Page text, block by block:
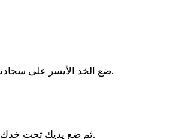
ضع الخد الأيسر على سجادتك وانظر إلى اليمين.
ثم ضع يديك تحت خدك الأيسر بصنع وسادة.